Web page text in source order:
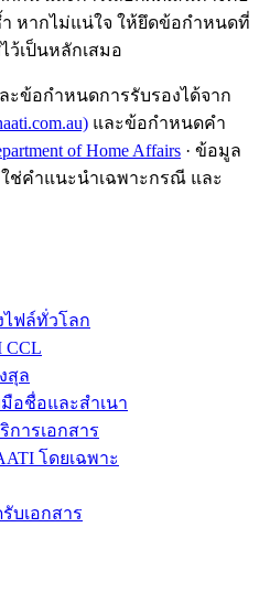
หากไม่แน่ใจ ให้ยึดข้อกำหนดที่
ว้เป็นหลักเสมอ
ข้อกำหนดการรับรองได้จาก
และข้อกำหนดคำ
of Home Affairs · ข้อมูล
ช่คำแนะนำเฉพาะกรณี และ
ไฟล์ทั่วโลก
CCL
สุล
มือชื่อและสำเนา
ารเอกสาร
โดยเฉพาะ
บเอกสาร